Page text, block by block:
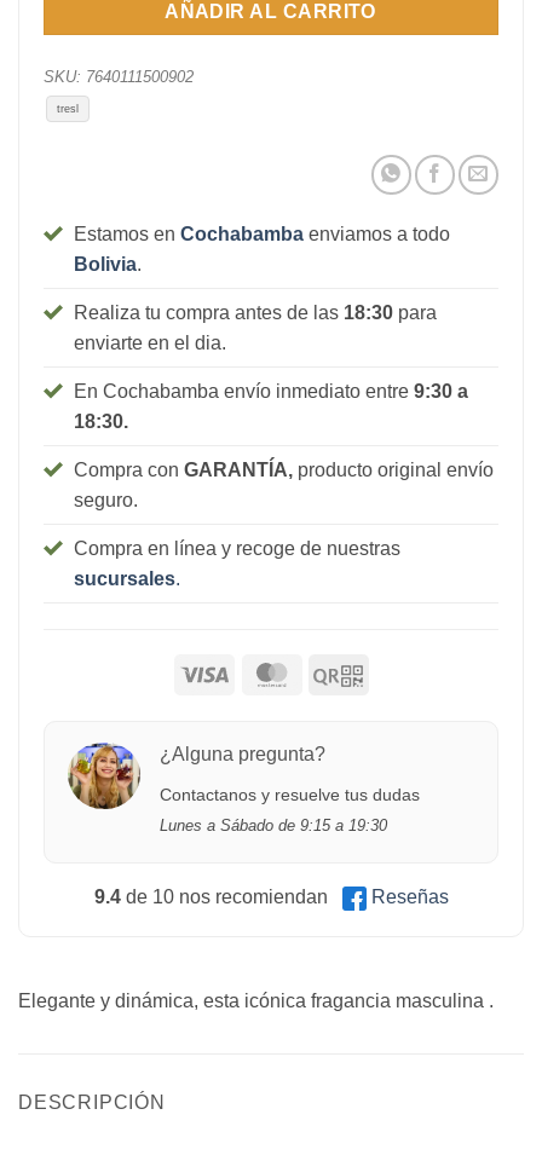
AÑADIR AL CARRITO
SKU: 7640111500902
tresl
Estamos en Cochabamba enviamos a todo
Bolivia.
Realiza tu compra antes de las 18:30para
enviarte en el dia.
En Cochabamba envío inmediato entre 9:30 a
18:30.
Compra con GARANTÍA,producto original envío
seguro.
Compra en línea y recoge de nuestras
sucursales.
¿Alguna pregunta?
Contactanos y resuelve tus dudas
Lunes a Sábado de 9:15 a 19:30
9.4de 10 nos recomiendan Reseñas
Elegante y dinámica, esta icónica fragancia masculina .
DESCRIPCIÓN